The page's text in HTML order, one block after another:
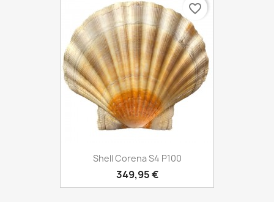
Shell Corena S4 P100
349,95 €
favorite_border